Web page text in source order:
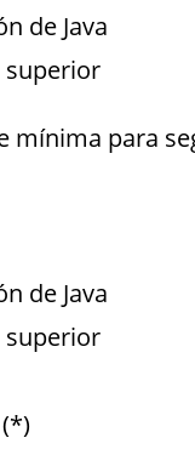
de Java
superior
mínima para
de Java
superior